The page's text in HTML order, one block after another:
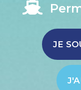

JE